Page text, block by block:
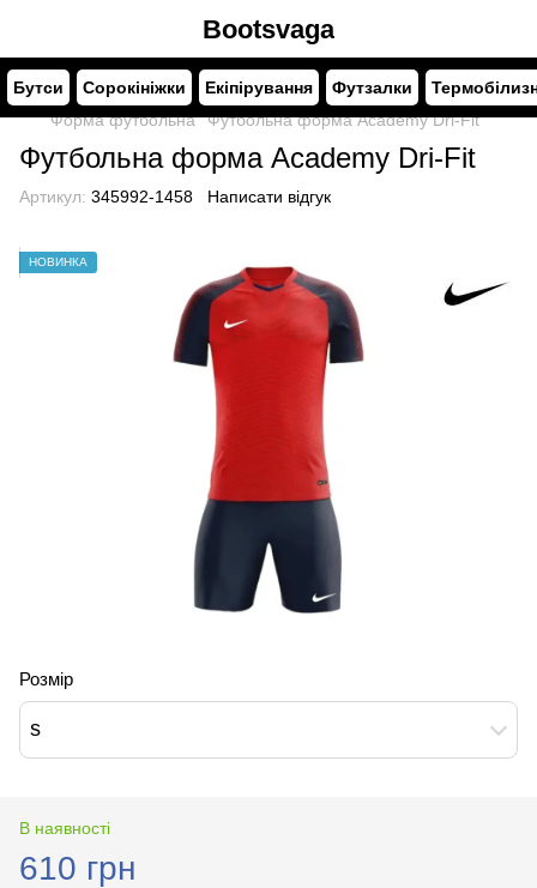
Bootsvaga
Бутси Сорокініжки Екіпірування Футзалки
Форма футбольна
Футбольна форма Academy Dri-Fit
Футбольна форма Academy Dri-Fit
Артикул: 345992-1458 Написати відгук
НОВИНКА
Розмір
s
В наявності
610 грн